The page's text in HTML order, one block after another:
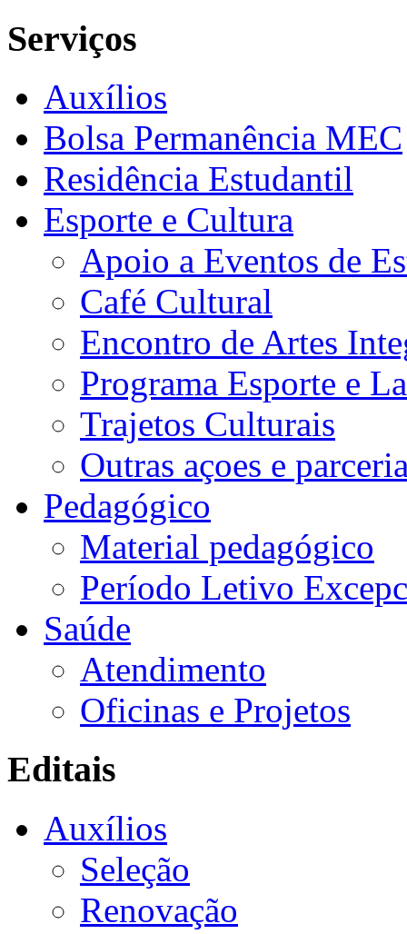
Serviços
Auxílios
Bolsa Permanência MEC
Residência Estudantil
Esporte e Cultura
Apoio a Eventos de
Café Cultural
Encontro de Artes
Programa Esporte e
Trajetos Culturais
Outras açoes e
Pedagógico
Material pedagógico
Período Letivo
Saúde
Atendimento
Oficinas e Projetos
Editais
Auxílios
Seleção
Renovação